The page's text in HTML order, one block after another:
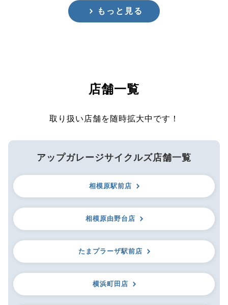
もっと見る
店舗一覧
取り扱い店舗を随時拡大中です！
アップガレージサイクルズ店舗一覧
相模原駅前店
相模原由野台店
たまプラーザ駅前店
横浜町田店